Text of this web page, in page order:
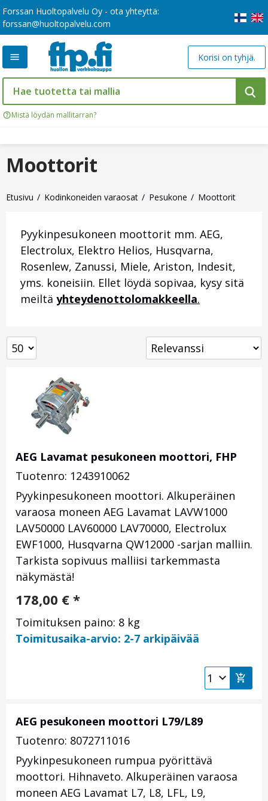
Forssan Huoltopalvelu Oy - ota yhteyttä:
forssan@huoltopalvelu.com
Mistä löydän mallitarran?
Korisi on tyhjä.
Etusivu Kodinkoneiden varaosat Pesukone Moottorit
Moottorit
Pyykinpesukoneen moottorit mm. AEG,
Electrolux, Elektro Helios, Husqvarna,
Rosenlew, Zanussi, Miele, Ariston, Indesit,
yms. koneisiin. Ellet löydä sopivaa, kysy sitä
meiltä yhteydenottolomakkeella.
AEG Lavamat pesukoneen moottori, FHP
Tuotenro: 1243910062
Pyykinpesukoneen moottori. Alkuperäinen
varaosa moneen AEG Lavamat LAVW1000
LAV50000 LAV60000 LAV70000, Electrolux
EWF1000, Husqvarna QW12000 -sarjan malliin.
Tarkista sopivuus malliisi tarkemmasta
näkymästä!
178,00 € *
Toimituksen paino: 8 kg
Toimitusaika-arvio: 2-7 arkipäivää
AEG pesukoneen moottori L79/L89
Tuotenro: 8072711016
Pyykinpesukoneen rumpua pyörittävä
moottori. Hihnaveto. Alkuperäinen varaosa
moneen AEG Lavamat L7, L8, LFL, L9,